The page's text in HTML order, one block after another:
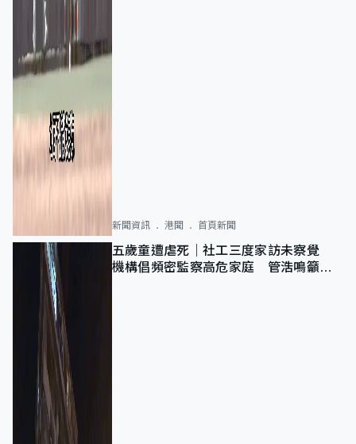
新聞資訊 港聞 首頁新聞
五歲童遭虐死｜社工三度家訪未察覺
機構倡頻密監察高危家庭 管浩鳴籲加